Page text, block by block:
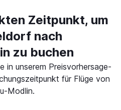
Zeitpunkt, um
nach
zu buchen
in unserem Preisvorhersage-
für Flüge von
Modlin.